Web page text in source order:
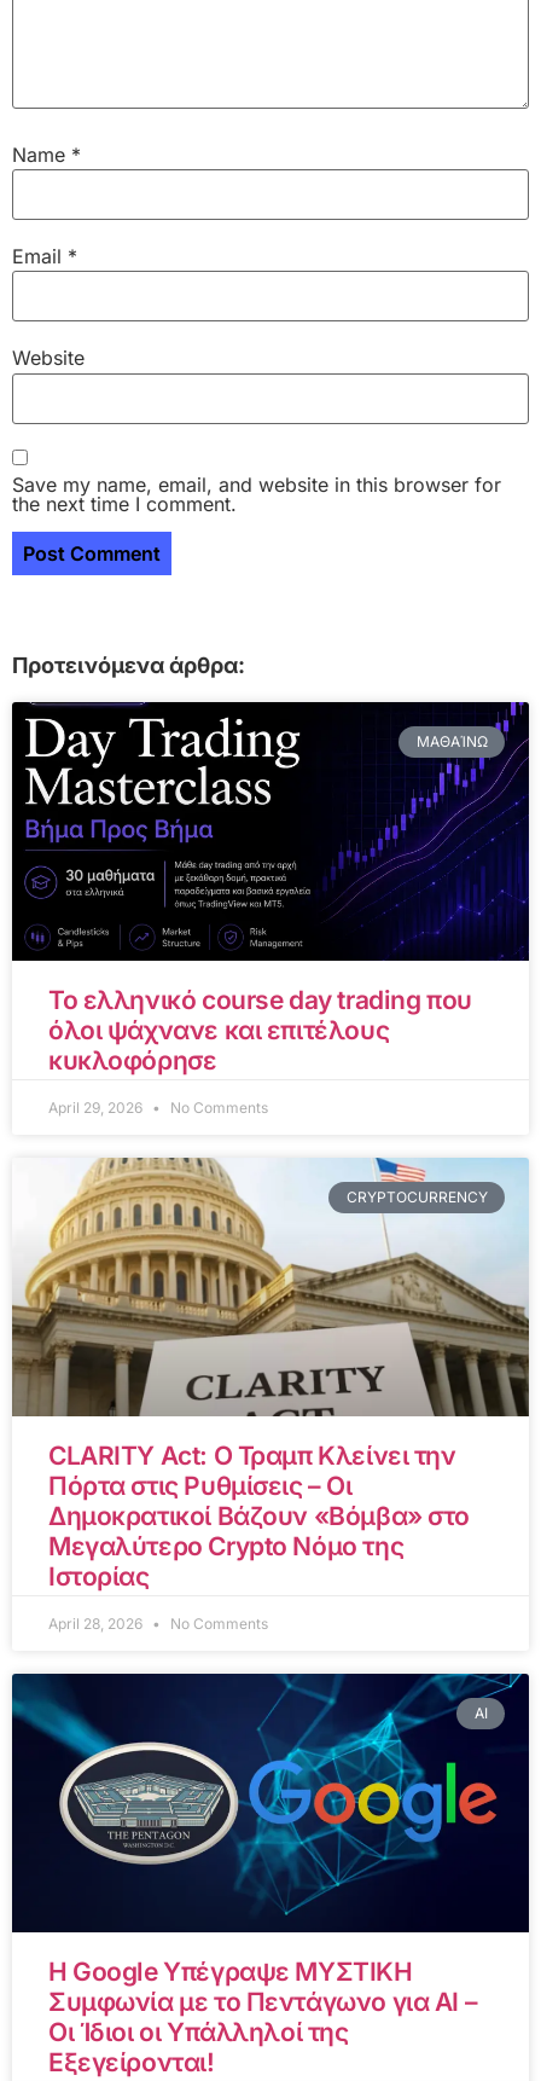
Name *
Email *
Website
Save my name, email, and website in this browser for
the next time I comment.
Προτεινόμενα άρθρα:
ΜΑΘΑΊΝΩ
Το ελληνικό course day trading που
όλοι ψάχνανε και επιτέλους
κυκλοφόρησε
April 29, 2026 No Comments
CRYPTOCURRENCY
CLARITY Act: Ο Τραμπ Κλείνει την
Πόρτα στις Ρυθμίσεις – Οι
Δημοκρατικοί Βάζουν «Βόμβα» στο
Μεγαλύτερο Crypto Νόμο της
Ιστορίας
April 28, 2026 No Comments
AI
Η Google Υπέγραψε ΜΥΣΤΙΚΗ
Συμφωνία με το Πεντάγωνο για AI –
Οι Ίδιοι οι Υπάλληλοί της
Εξεγείρονται!